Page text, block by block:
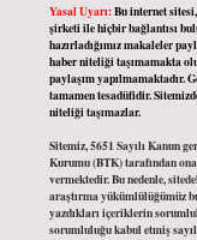
Yasal Uyarı:Bu internet
şirketi ile hiçbir bağlantısı
hazırladığımız makaleler
haber niteliği taşımamakta
paylaşım yapılmamaktadır.
tamamen tesadüfidir.
niteliği taşımazlar.
Sitemiz, 5651 Sayılı Kanun
Kurumu (BTK) tarafından
vermektedir. Bu nedenle,
araştırma yükümlülüğümüz
yazdıkları içeriklerin
sorumluluğu kabul etmiş